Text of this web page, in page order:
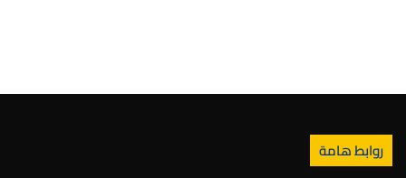
روابط هامة